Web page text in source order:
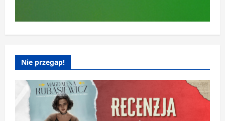
Nie przegap!